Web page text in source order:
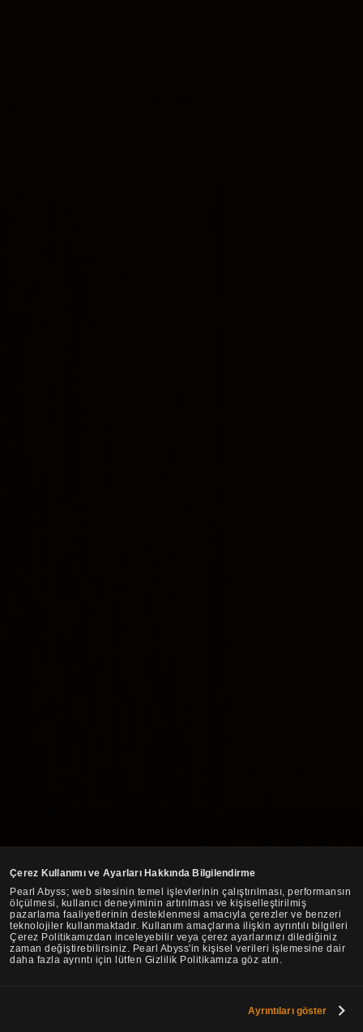
Çerez Kullanımı ve Ayarları Hakkında Bilgilendirme
Pearl Abyss; web sitesinin temel işlevlerinin çalıştırılması, performansın
ölçülmesi, kullanıcı deneyiminin artırılması ve kişiselleştirilmiş
pazarlama faaliyetlerinin desteklenmesi amacıyla çerezler ve benzeri
teknolojiler kullanmaktadır. Kullanım amaçlarına ilişkin ayrıntılı bilgileri
Çerez Politikamızdan inceleyebilir veya çerez ayarlarınızı dilediğiniz
zaman değiştirebilirsiniz. Pearl Abyss'in kişisel verileri işlemesine dair
daha fazla ayrıntı için lütfen Gizlilik Politikamıza göz atın.
Ayrıntıları göster